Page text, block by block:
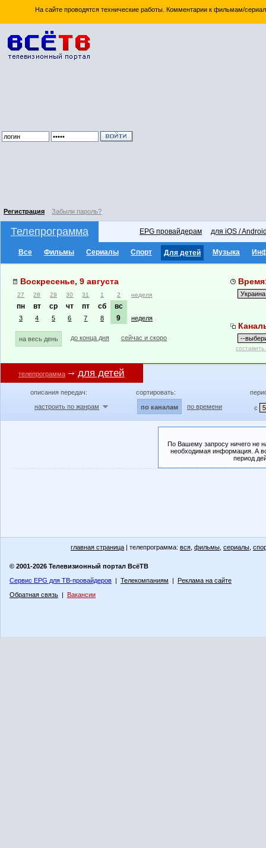
На сайте проводятся технические работы. Комментарии к фильмам/
Регистрация Забыли пароль?
Телепрограмма EPG провайдерам для iOS /
Все Фильмы Сериалы Спорт Для детей Музыка
Воскресенье, 9 августа
27 28 29 30 31 1 2 неделя
пн вт ср чт пт сб вс
3 4 5 6 7 8 9 неделя
на весь день до конца дня сейчас и скоро
телепрограмма для детей
описания передач:
настроить по жанрам
сортировать:
по каналам по времени с
По Вашему запросу ничего не
необходимая информация. А
период
главная страница | телепрограмма: вся фильмы сериалы
© 2001-2026 Телевизионный портал ВсёТВ
Сервис EPG для ТВ-провайдеров | Телекомпаниям | Реклама на сайте
Обратная связь | Вакансии